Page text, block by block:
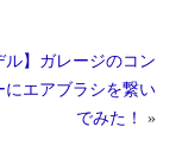
ル】ガレージのコン
にエアブラシを繋い
でみた！
»